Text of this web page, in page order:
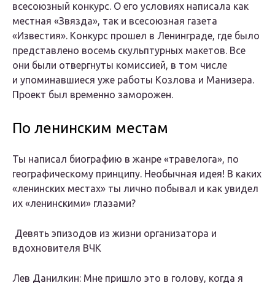
всесоюзный конкурс. О его условиях написала как
местная «Звязда», так и всесоюзная газета
«Известия». Конкурс прошел в Ленинграде, где было
представлено восемь скульптурных макетов. Все
они были отвергнуты комиссией, в том числе
и упоминавшиеся уже работы Козлова и Манизера.
Проект был временно заморожен.
По ленинским местам
Ты написал биографию в жанре «травелога», по
географическому принципу. Необычная идея! В каких
«ленинских местах» ты лично побывал и как увидел
их «ленинскими» глазами?
Девять эпизодов из жизни организатора и
вдохновителя ВЧК
Лев Данилкин: Мне пришло это в голову, когда я